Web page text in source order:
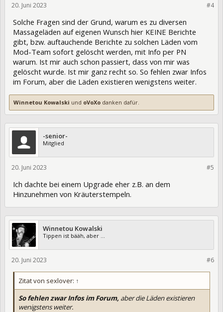
#4
20. Juni 2023
Solche Fragen sind der Grund, warum es zu diversen
Massageläden auf eigenen Wunsch hier KEINE Berichte
gibt, bzw. auftauchende Berichte zu solchen Läden vom
Mod-Team sofort gelöscht werden, mit Info per PN
warum. Ist mir auch schon passiert, dass von mir was
gelöscht wurde. Ist mir ganz recht so. So fehlen zwar Infos
im Forum, aber die Läden existieren wenigstens weiter.
Winnetou Kowalski und oVoXo danken dafür.
-senior-
Mitglied
#5
20. Juni 2023
Ich dachte bei einem Upgrade eher z.B. an dem
Hinzunehmen von Kräuterstempeln.
Winnetou Kowalski
Tippen ist bääh, aber ...
#6
20. Juni 2023
Zitat von sexlover: ↑
So fehlen zwar Infos im Forum, aber die Läden existieren
wenigstens weiter.